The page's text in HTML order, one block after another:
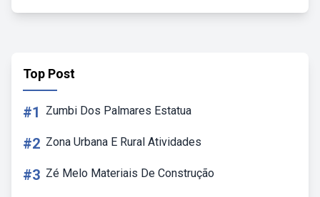
Top Post
#1 Zumbi Dos Palmares Estatua
#2 Zona Urbana E Rural Atividades
#3 Zé Melo Materiais De Construção